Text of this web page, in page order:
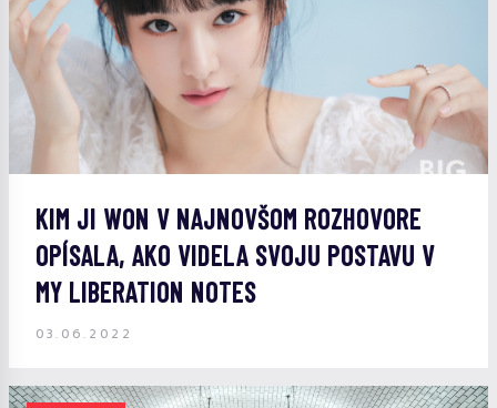
KIM JI WON V NAJNOVŠOM ROZHOVORE
OPÍSALA, AKO VIDELA SVOJU POSTAVU V
MY LIBERATION NOTES
03.06.2022